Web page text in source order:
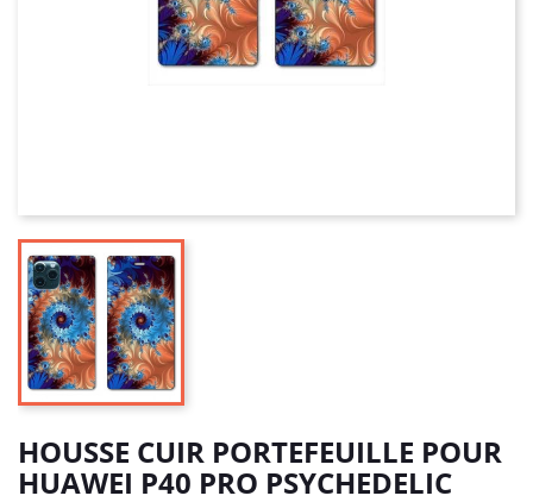
HOUSSE CUIR PORTEFEUILLE POUR
HUAWEI P40 PRO PSYCHEDELIC